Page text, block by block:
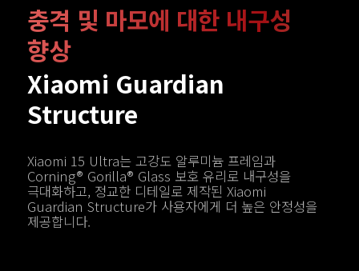
충격 및 마모에 대한 내구성
향상
Xiaomi Guardian
Structure
Xiaomi 15 Ultra는 고강도 알루미늄 프레임과
Corning® Gorilla® Glass 보호 유리로 내구성을
극대화하고, 정교한 디테일로 제작된 Xiaomi
Guardian Structure가 사용자에게 더 높은 안정성을